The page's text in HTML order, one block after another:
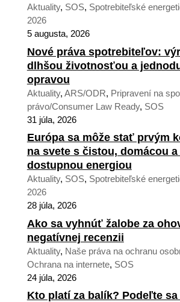
Aktuality, SOS, Spotrebiteľské
2026
5 augusta, 2026
Nové práva spotrebiteľov:
dlhšou životnosťou a
opravou
Aktuality, ARS/ODR, Pripravení na
právo/Consumer Law Ready, SOS
31 júla, 2026
Európa sa môže stať prvým
na svete s čistou, domácou
dostupnou energiou
Aktuality, SOS, Spotrebiteľské
2026
28 júla, 2026
Ako sa vyhnúť žalobe za
negatívnej recenzii
Aktuality, Naše práva na ochranu
Ochrana na internete, SOS
24 júla, 2026
Kto platí za balík? Podeľte sa